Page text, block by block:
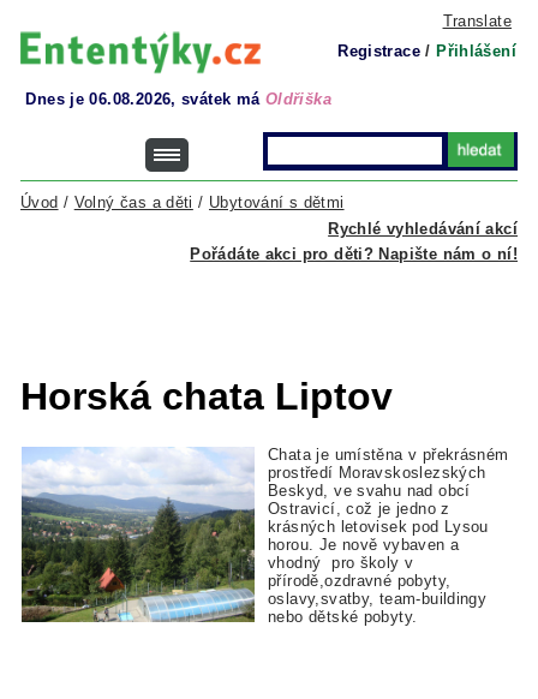
Translate
Registrace / Přihlášení
Dnes je 06.08.2026, svátek má Oldřiška
Rychlé vyhledávání akcí
Úvod / Volný čas a děti / Ubytování s dětmi
Pořádáte akci pro děti? Napište nám o ní!
Horská chata Liptov
Chata je umístěna v překrásném
prostředí Moravskoslezských
Beskyd, ve svahu nad obcí
Ostravicí, což je jedno z
krásných letovisek pod Lysou
horou. Je nově vybaven a
vhodný pro školy v
přírodě,ozdravné pobyty,
oslavy,svatby, team-buildingy
nebo dětské pobyty.